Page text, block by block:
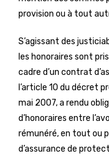
provision ou à tout
S’agissant des
les honoraires sont
cadre d’un contrat
l’article 10 du décret
mai 2007, a rendu
d’honoraires entre
rémunéré, en tout ou
d’assurance de